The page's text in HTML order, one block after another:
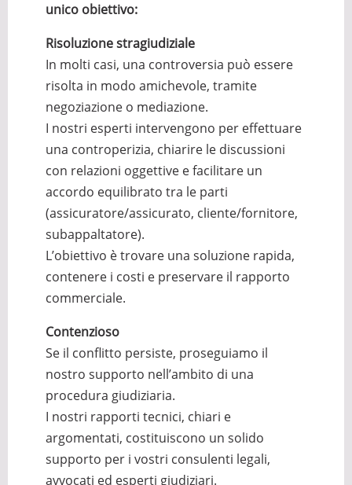
unico obiettivo:
Risoluzione stragiudiziale
In molti casi, una controversia può essere
risolta in modo amichevole, tramite
negoziazione o mediazione.
I nostri esperti intervengono per effettuare
una controperizia, chiarire le discussioni
con relazioni oggettive e facilitare un
accordo equilibrato tra le parti
(assicuratore/assicurato, cliente/fornitore,
subappaltatore).
L’obiettivo è trovare una soluzione rapida,
contenere i costi e preservare il rapporto
commerciale.
Contenzioso
Se il conflitto persiste, proseguiamo il
nostro supporto nell’ambito di una
procedura giudiziaria.
I nostri rapporti tecnici, chiari e
argomentati, costituiscono un solido
supporto per i vostri consulenti legali,
avvocati ed esperti giudiziari.